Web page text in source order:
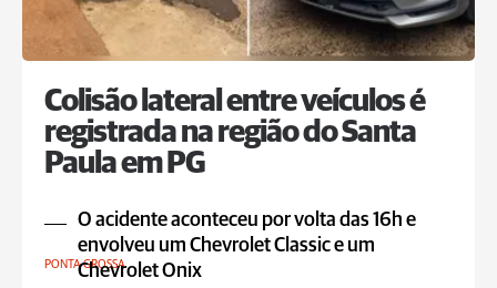
Colisão lateral entre veículos é
registrada na região do Santa
Paula em PG
O acidente aconteceu por volta das 16h e
envolveu um Chevrolet Classic e um
Chevrolet Onix
PONTA GROSSA